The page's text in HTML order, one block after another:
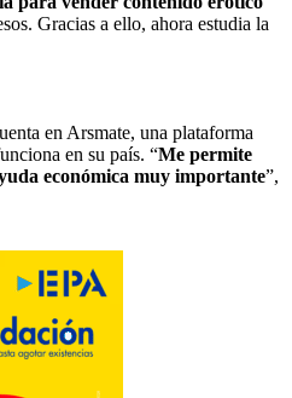
Gracias a ello, ahora estudia la
en Arsmate, una plataforma
en su país. “Me permite
económica muy importante”,